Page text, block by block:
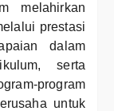
melahirkan
prestasi
dalam
serta
program
untuk